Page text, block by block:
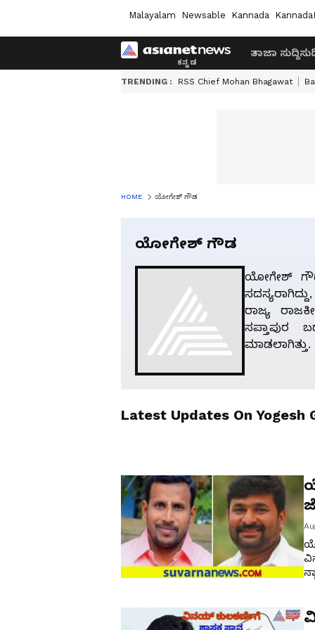
Malayalam Newsable Kannada
ತಾಜಾ ಸುದ್ದಿ
TRENDING : RSS Chief Mohan Bhagawat
HOME ಯೋಗೇಶ್ ಗೌಡ
ಯೋಗೇಶ್ ಗೌಡ
ಯೋಗೇಶ್
ರಾಜ್ಯ
ಮಾಡಲಾಗಿತ್ತು.
Latest Updates On Yogesh